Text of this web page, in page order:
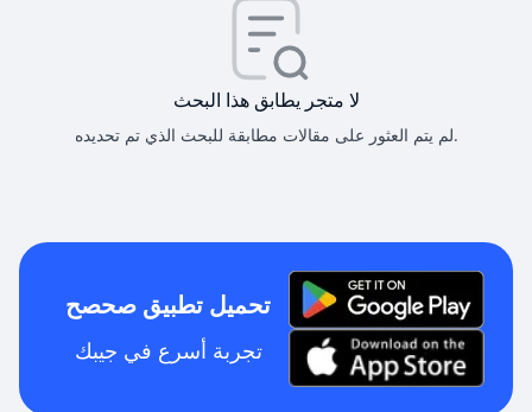
لا متجر يطابق هذا البحث
لم يتم العثور على مقالات مطابقة للبحث الذي تم تحديده.
تحميل تطبيق صحصح
تجربة أسرع في جيبك